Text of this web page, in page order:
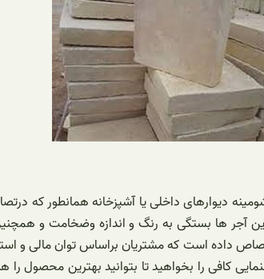
دیوارهای داخلی یا آشپزخانه همانطور که
آجر ها بستگی به رنگ و اندازه وضخامت و
قرمز سفید قیمتی بین 2200 ت تا 5890 ت را به خود اختصاص داده است
کافی را بخواهید تا بتوانید بهترین محصول